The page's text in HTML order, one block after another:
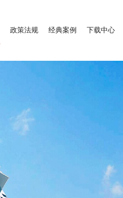
政策法规 经典案例 下载中心